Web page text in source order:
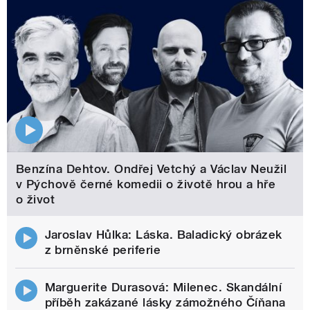
Benzína Dehtov. Ondřej Vetchý a Václav Neužil
v Pýchově černé komedii o životě hrou a hře
o život
Jaroslav Hůlka: Láska. Baladický obrázek
z brněnské periferie
Marguerite Durasová: Milenec. Skandální
příběh zakázané lásky zámožného Číňana